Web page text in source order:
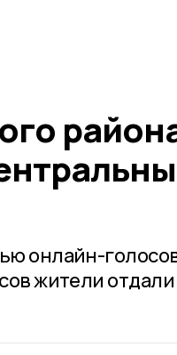
онлайн-
жители